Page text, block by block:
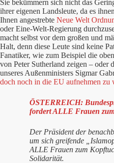
Sie bekümmern sich nicht das
ihrer eigenen Landsleute, da es
Ihnen angestrebte Neue Welt
oder Eine-Welt-Regierung
macht selbst vor dem großen und
Halt, denn diese Leute sind keine
Fanatiker, wie zum Beispiel die
von Peter Sutherland zeigen – oder
unseres Außenministers Sigmar
doch noch in die EU aufnehmen zu
ÖSTERREICH:
fordert ALLE Frauen
Der Präsident der
um sich greifende
ALLE Frauen zum
Solidarität.